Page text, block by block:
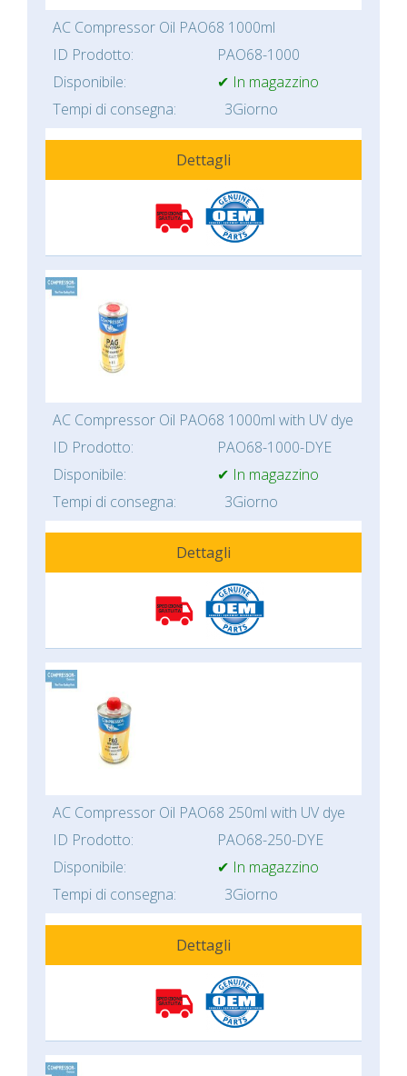
AC Compressor Oil PAO68 1000ml
ID Prodotto:
PAO68-1000
Disponibile:
✔ In magazzino
Tempi di consegna:
3Giorno
Dettagli
AC Compressor Oil PAO68 1000ml with UV dye
ID Prodotto:
PAO68-1000-DYE
Disponibile:
✔ In magazzino
Tempi di consegna:
3Giorno
Dettagli
AC Compressor Oil PAO68 250ml with UV dye
ID Prodotto:
PAO68-250-DYE
Disponibile:
✔ In magazzino
Tempi di consegna:
3Giorno
Dettagli